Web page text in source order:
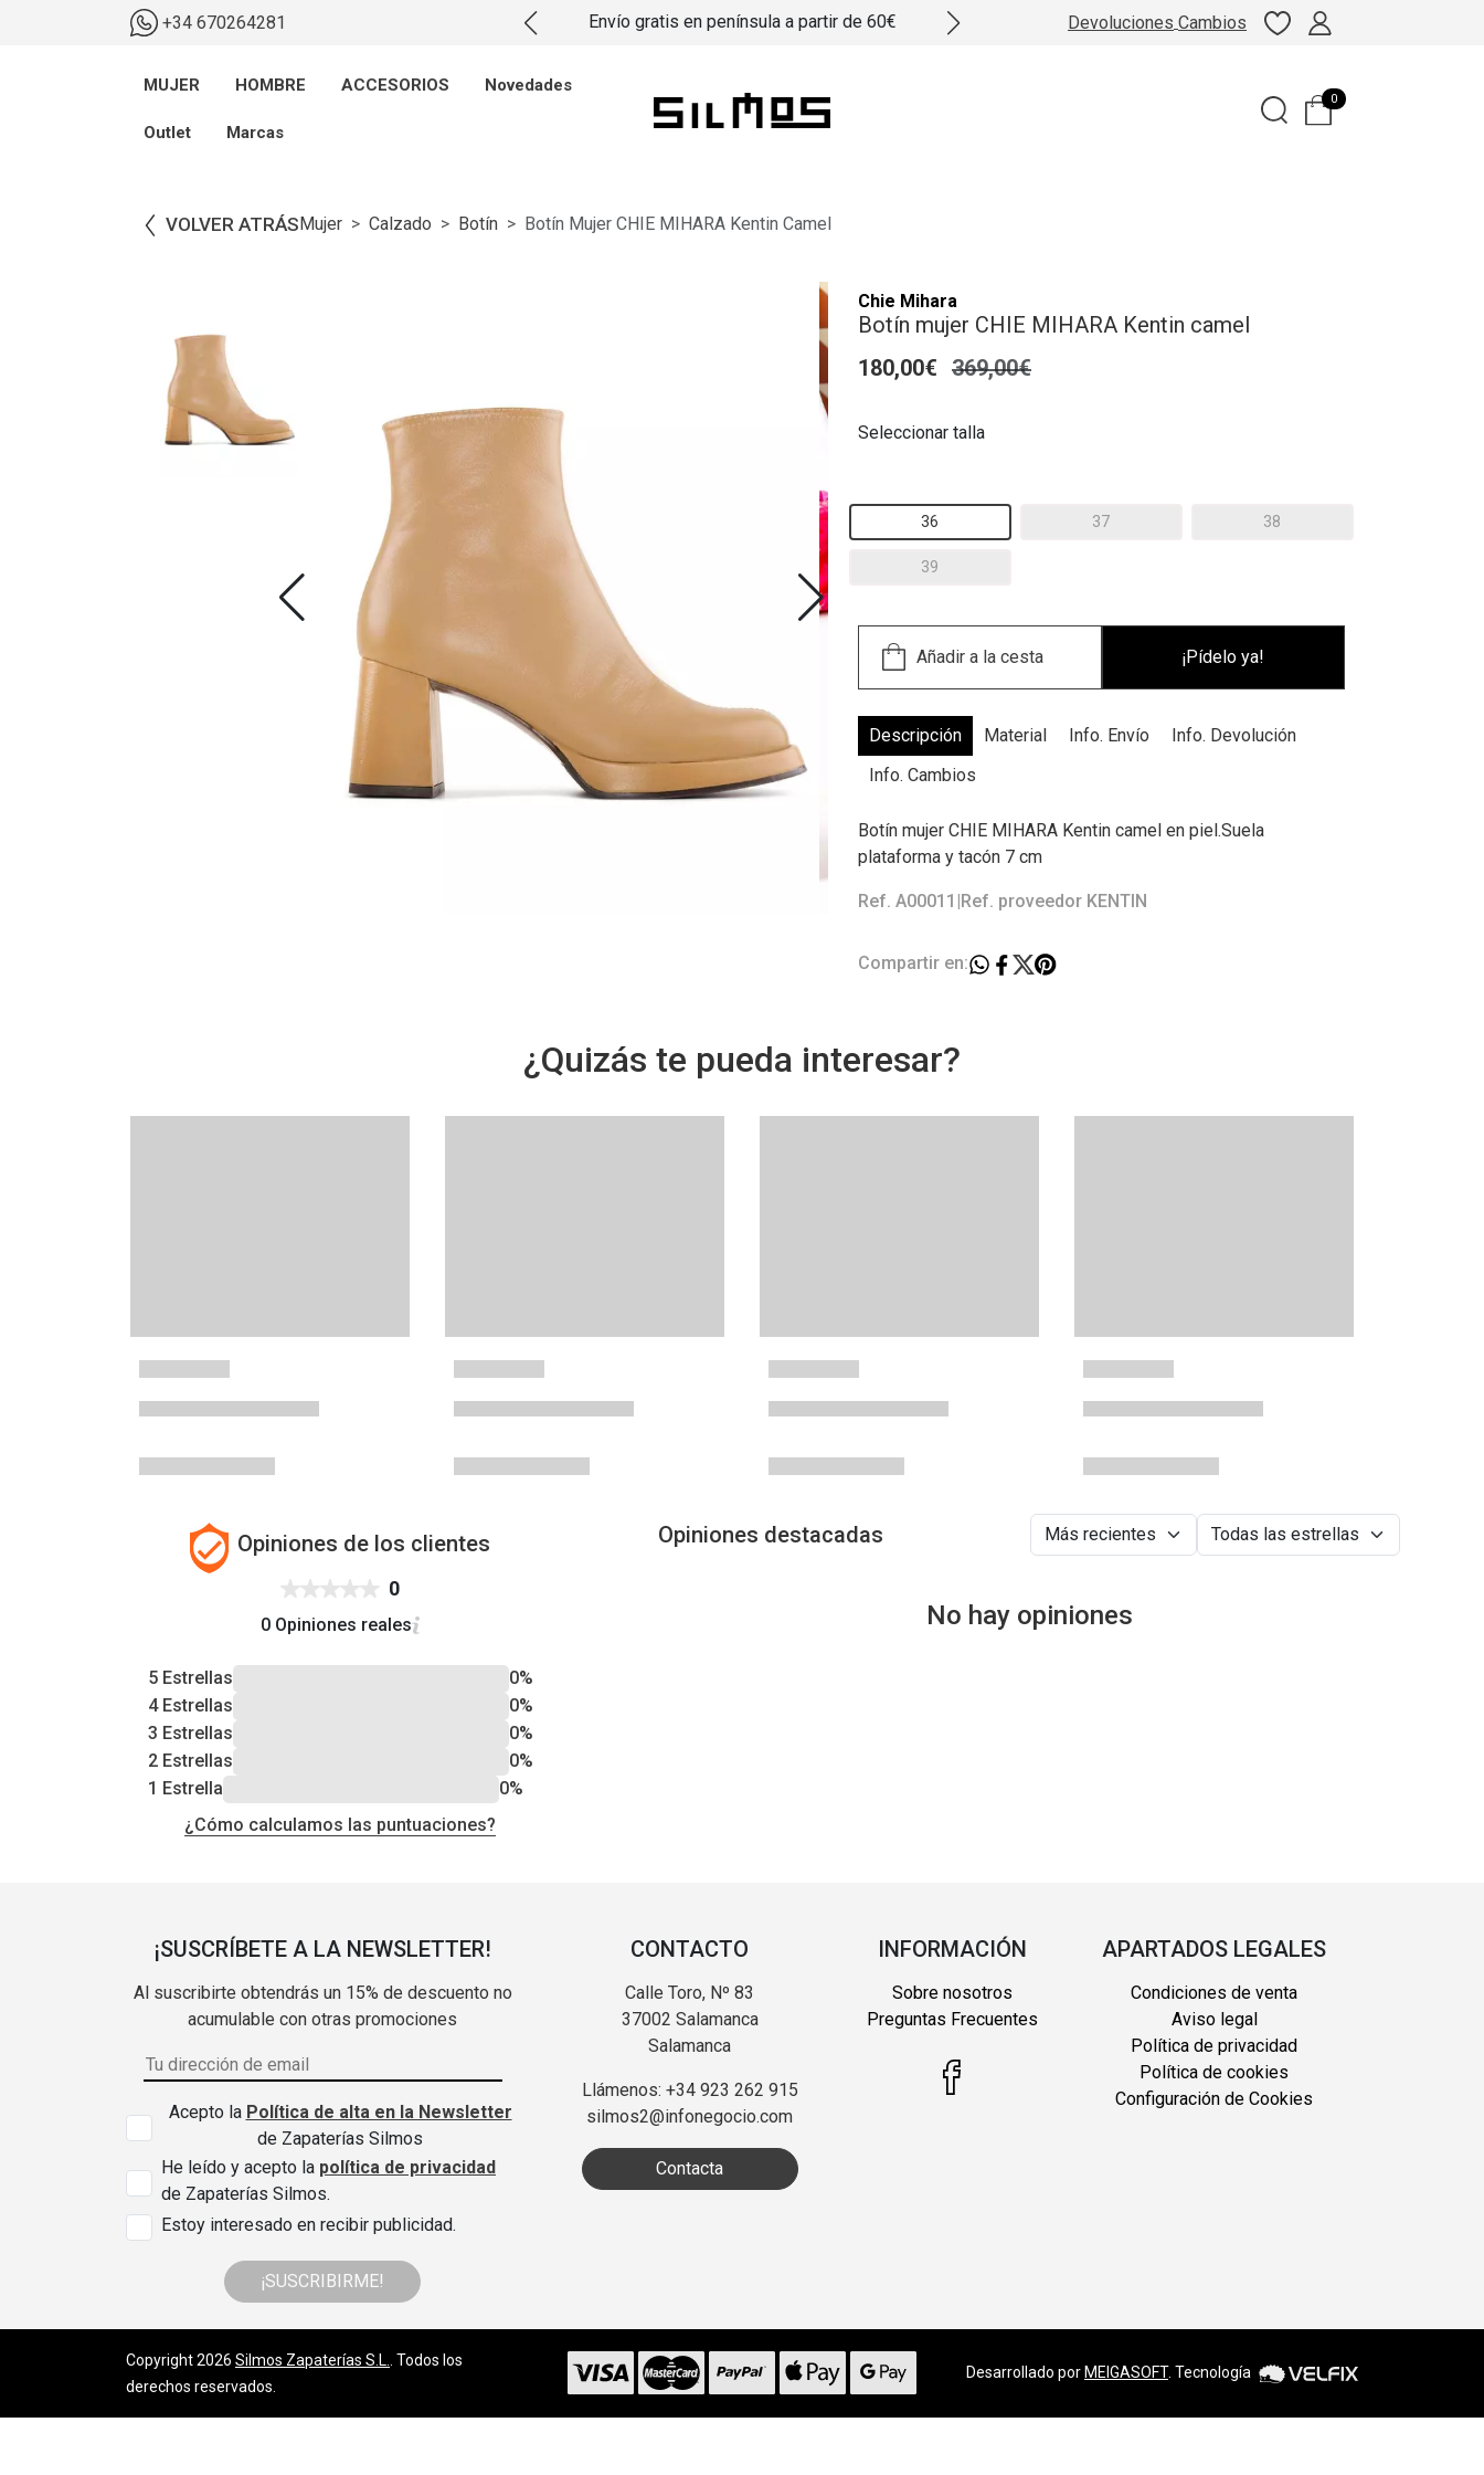
+34 670264281 Envío gratis en península a partir de 60€ Devoluciones Cambios
MUJER HOMBRE ACCESORIOS Novedades
Outlet Marcas
0
VOLVER ATRÁSMujer Calzado Botín Botín Mujer CHIE MIHARA Kentin Camel
Chie Mihara
Botín mujer CHIE MIHARA Kentin camel
180,00€ 369,00€
Seleccionar talla
36 37 38
39
¡Pídelo ya!
Descripción Material Info. Envío
Info. Devolución
Info. Cambios
Botín mujer CHIE MIHARA Kentin camel en piel.Suela
plataforma y tacón 7 cm
Ref. A00011 |Ref. proveedor KENTIN
Compartir en:
¿Quizás te pueda interesar?
Opiniones de los clientes
0
0 Opiniones reales
5 Estrellas
0%
4 Estrellas
0%
3 Estrellas
0%
2 Estrellas
0%
1 Estrella
0%
¿Cómo calculamos las puntuaciones?
Opiniones destacadas
No hay opiniones
¡SUSCRÍBETE A LA NEWSLETTER!
Al suscribirte obtendrás un 15% de descuento no
acumulable con otras promociones
Acepto la Política de alta en la Newsletter
de Zapaterías Silmos
He leído y acepto la política de privacidad
de Zapaterías Silmos.
Estoy interesado en recibir publicidad.
¡SUSCRIBIRME!
CONTACTO
Calle Toro, Nº 83
37002 Salamanca
Salamanca
Llámenos: +34 923 262 915
silmos2@infonegocio.com
Contacta
INFORMACIÓN
Sobre nosotros
Preguntas Frecuentes
APARTADOS LEGALES
Condiciones de venta
Aviso legal
Política de privacidad
Política de cookies
Configuración de Cookies
Copyright 2026 Silmos Zapaterías S.L.
. Todos los
derechos reservados.
Desarrollado por MEIGASOFT. Tecnología